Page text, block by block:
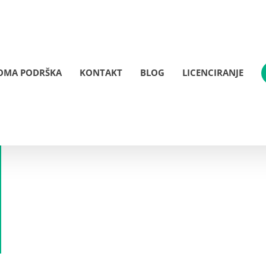
PODRŠKA KONTAKT BLOG LICENCIRANJE